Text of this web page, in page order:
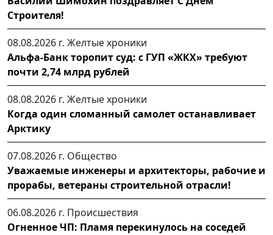
Строителя!
08.08.2026 г. Желтые хроники
Альфа-Банк торопит суд: с ГУП «ЖКХ» требуют
почти 2,74 млрд рублей
08.08.2026 г. Желтые хроники
Когда один сломанный самолет останавливает
Арктику
07.08.2026 г. Общество
Уважаемые инженеры и архитекторы, рабочие и
прорабы, ветераны строительной отрасли!
06.08.2026 г. Происшествия
Огненное ЧП: Пламя перекинулось на соседей